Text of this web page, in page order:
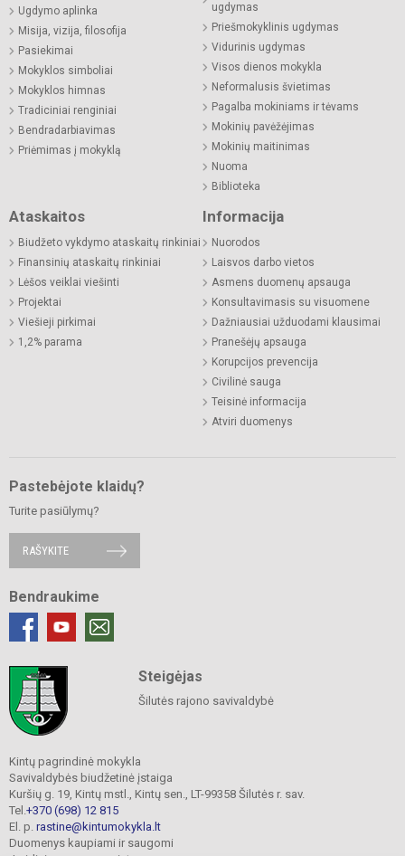
Ugdymo aplinka
Misija, vizija, filosofija
Pasiekimai
Mokyklos simboliai
Mokyklos himnas
Tradiciniai renginiai
Bendradarbiavimas
Priėmimas į mokyklą
ugdymas
Priešmokyklinis ugdymas
Vidurinis ugdymas
Visos dienos mokykla
Neformalusis švietimas
Pagalba mokiniams ir tėvams
Mokinių pavėžėjimas
Mokinių maitinimas
Nuoma
Biblioteka
Ataskaitos
Biudžeto vykdymo ataskaitų rinkiniai
Finansinių ataskaitų rinkiniai
Lėšos veiklai viešinti
Projektai
Viešieji pirkimai
1,2% parama
Informacija
Nuorodos
Laisvos darbo vietos
Asmens duomenų apsauga
Konsultavimasis su visuomene
Dažniausiai užduodami klausimai
Pranešėjų apsauga
Korupcijos prevencija
Civilinė sauga
Teisinė informacija
Atviri duomenys
Pastebėjote klaidų?
Turite pasiūlymų?
RAŠYKITE
Bendraukime
Steigėjas
Šilutės rajono savivaldybė
Kintų pagrindinė mokykla
Savivaldybės biudžetinė įstaiga
Kuršių g. 19, Kintų mstl., Kintų sen., LT-99358 Šilutės r. sav.
Tel.+370 (698) 12 815
El. p. rastine@kintumokykla.lt
Duomenys kaupiami ir saugomi